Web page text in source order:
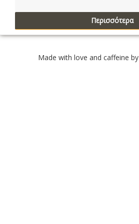
Περισσότερα
Made with love and caffeine by